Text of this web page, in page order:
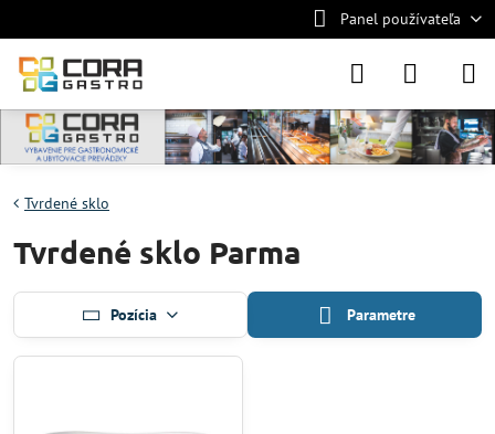
Panel používateľa
Tvrdené sklo
Tvrdené sklo Parma
Pozícia Parametre